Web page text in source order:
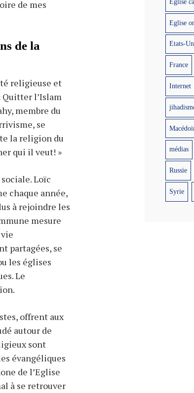
de mes
de la
religieuse et
Quitter l’Islam
membre du
se
la religion du
qui il veut! »
Loïc
chaque année,
à rejoindre les
mesure
partagées, se
les églises
Le
offrent aux
autour de
sont
évangéliques
de l’Eglise
à se retrouver
Eglise
Eglise
Etats-
France
Internet
médias
Russie
Syrie